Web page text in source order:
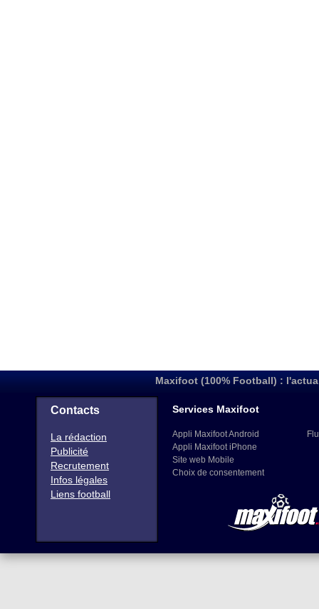
Maxifoot (100% Football) :
Contacts
La rédaction
Publicité
Recrutement
Infos légales
Liens football
Services Maxifoot
Appli Maxifoot Android
Appli Maxifoot iPhone
Site web Mobile
Choix de consentement